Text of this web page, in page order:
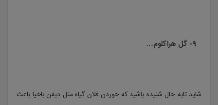
۹- گل هراکلوم…
شاید تابه حال شنیده باشید که خوردن فلان گیاه مثل دیفن باخیا باعث